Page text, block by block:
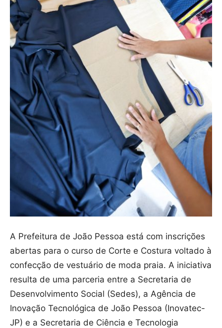
A Prefeitura de João Pessoa está com inscrições
abertas para o curso de Corte e Costura voltado à
confecção de vestuário de moda praia. A iniciativa
resulta de uma parceria entre a Secretaria de
Desenvolvimento Social (Sedes), a Agência de
Inovação Tecnológica de João Pessoa (Inovatec-
JP) e a Secretaria de Ciência e Tecnologia